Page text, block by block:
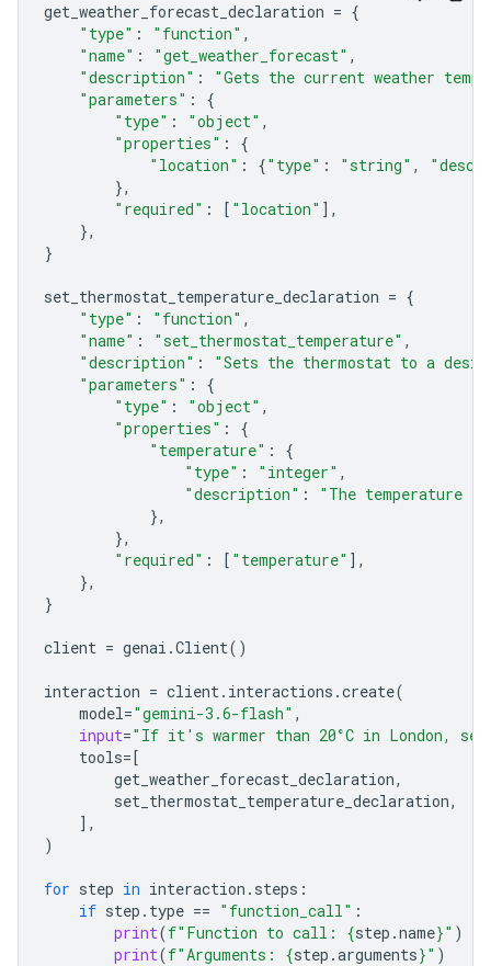
get_weather_forecast_declaration = {
"type" : "function" ,
"name" : "get_weather_forecast" ,
"description" :
"Gets the current weather
"parameters" :
{
"type" : "object" ,
"properties" :
{
"location" : {"type" : "string" ,
},
"required" : [ "location" ],
},
}
set_thermostat_temperature_declaration = {
"type" : "function" ,
"name" : "set_thermostat_temperature" ,
"description" :
"Sets the thermostat to a
"parameters" :
{
"type" : "object" ,
"properties" :
{
"temperature" :
{
"type" : "integer" ,
"description" :
"The temperature
},
},
"required" : [ "temperature" ],
},
}
client = genai .Client()
interaction = client. interactions .create(
model="gemini-3.6-flash" ,
input="If it's warmer than 20°C in London,
tools= [
get_weather_forecast_declaration,
set_thermostat_temperature_declaration,
],
)
for step in interaction . steps :
if step . type == "function_call" :
print(f"Function to call: {step .name}" )
print(f"Arguments: {step .arguments}" )